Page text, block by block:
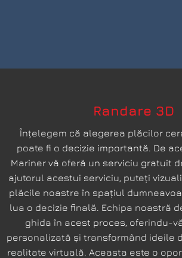
Randare 3D
Înțelegem că alegerea plăcilor
poate fi o decizie importantă. De
Mariner vă oferă un serviciu gratuit
ajutorul acestui serviciu, puteți
plăcile noastre în spațiul
lua o decizie finală. Echipa noastră
ghida în acest proces, oferindu-
personalizată și transformând ideile
realitate virtuală. Aceasta este o